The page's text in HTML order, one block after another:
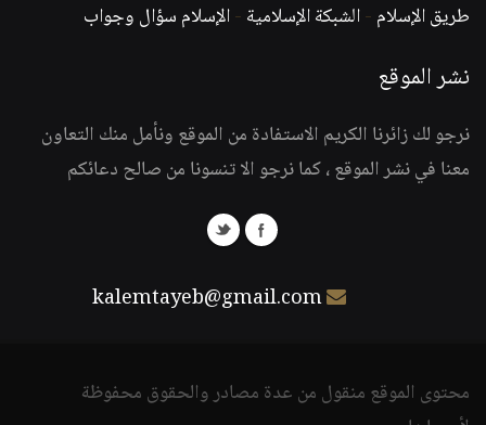
طريق الإسلام -الشبكة الإسلامية -الإسلام سؤال وجواب
نشر الموقع
نرجو لك زائرنا الكريم الاستفادة من الموقع ونأمل منك التعاون
معنا في نشر الموقع ، كما نرجو الا تنسونا من صالح دعائكم
kalemtayeb@gmail.com
محتوى الموقع منقول من عدة مصادر والحقوق محفوظة